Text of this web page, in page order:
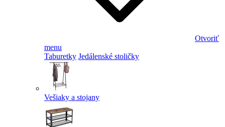
Otvoriť
menu
Taburetky Jedálenské stoličky
Vešiaky a stojany